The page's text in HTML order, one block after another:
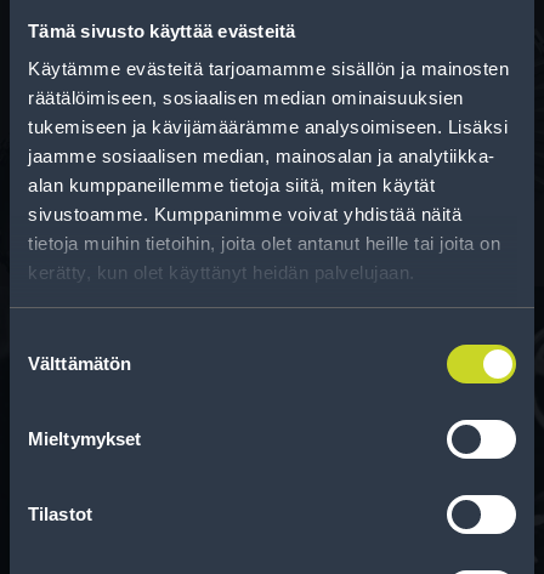
Tämä sivusto käyttää evästeitä
Käytämme evästeitä tarjoamamme sisällön ja mainosten
räätälöimiseen, sosiaalisen median ominaisuuksien
tukemiseen ja kävijämäärämme analysoimiseen. Lisäksi
jaamme sosiaalisen median, mainosalan ja analytiikka-
alan kumppaneillemme tietoja siitä, miten käytät
sivustoamme. Kumppanimme voivat yhdistää näitä
tietoja muihin tietoihin, joita olet antanut heille tai joita on
kerätty, kun olet käyttänyt heidän palvelujaan.
valinta
Välttämätön
Mieltymykset
Tilastot
Rengas­laskuri
Auttaa sinua valitsemaan oikean kokoisen renkaan,
kun vaihdat rengaskokoa.
Tee ostoksesi RengasCenter-tilillä. Saat